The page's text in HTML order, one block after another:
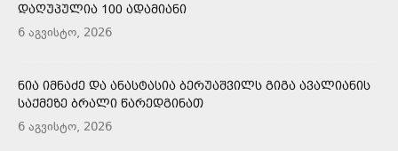
ᲓᲐᲦᲣᲞᲣᲚᲘᲐ 100 ᲐᲓᲐᲛᲘᲐᲜᲘ
6 აგვისტო, 2026
ᲜᲘᲐ ᲘᲛᲜᲐᲫᲔ ᲓᲐ ᲐᲜᲐᲡᲢᲐᲡᲘᲐ ᲑᲔᲠᲣᲐᲨᲕᲘᲚᲡ ᲒᲘᲒᲐ ᲐᲕᲐᲚᲘᲐᲜᲘᲡ
ᲡᲐᲥᲛᲔᲖᲔ ᲑᲠᲐᲚᲘ ᲬᲐᲠᲔᲓᲒᲘᲜᲐᲗ
6 აგვისტო, 2026